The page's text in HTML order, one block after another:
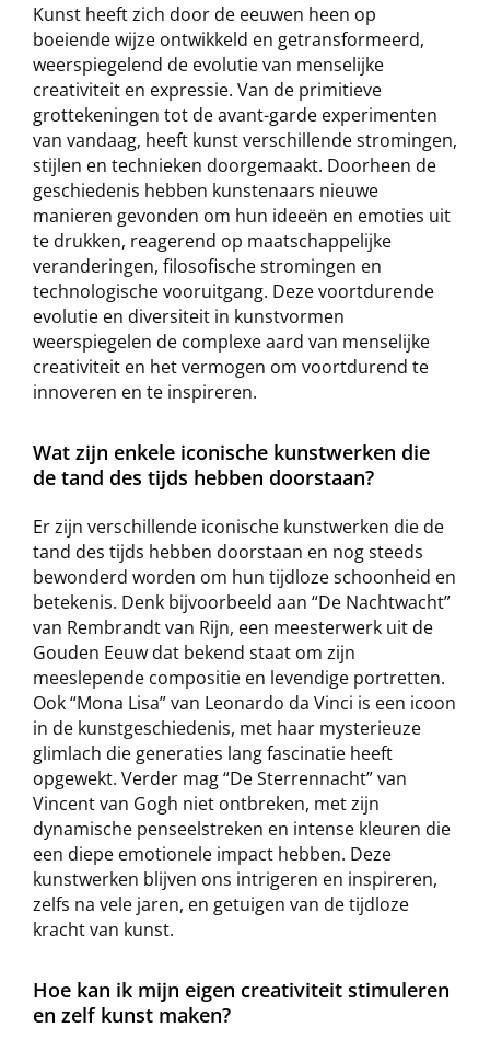
Kunst heeft zich door de eeuwen heen op
boeiende wijze ontwikkeld en getransformeerd,
weerspiegelend de evolutie van menselijke
creativiteit en expressie. Van de primitieve
grottekeningen tot de avant-garde experimenten
van vandaag, heeft kunst verschillende stromingen,
stijlen en technieken doorgemaakt. Doorheen de
geschiedenis hebben kunstenaars nieuwe
manieren gevonden om hun ideeën en emoties uit
te drukken, reagerend op maatschappelijke
veranderingen, filosofische stromingen en
technologische vooruitgang. Deze voortdurende
evolutie en diversiteit in kunstvormen
weerspiegelen de complexe aard van menselijke
creativiteit en het vermogen om voortdurend te
innoveren en te inspireren.
Wat zijn enkele iconische kunstwerken die
de tand des tijds hebben doorstaan?
Er zijn verschillende iconische kunstwerken die de
tand des tijds hebben doorstaan en nog steeds
bewonderd worden om hun tijdloze schoonheid en
betekenis. Denk bijvoorbeeld aan “De Nachtwacht”
van Rembrandt van Rijn, een meesterwerk uit de
Gouden Eeuw dat bekend staat om zijn
meeslepende compositie en levendige portretten.
Ook “Mona Lisa” van Leonardo da Vinci is een icoon
in de kunstgeschiedenis, met haar mysterieuze
glimlach die generaties lang fascinatie heeft
opgewekt. Verder mag “De Sterrennacht” van
Vincent van Gogh niet ontbreken, met zijn
dynamische penseelstreken en intense kleuren die
een diepe emotionele impact hebben. Deze
kunstwerken blijven ons intrigeren en inspireren,
zelfs na vele jaren, en getuigen van de tijdloze
kracht van kunst.
Hoe kan ik mijn eigen creativiteit stimuleren
en zelf kunst maken?